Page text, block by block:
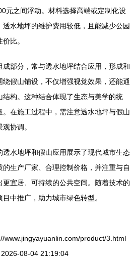
元之间浮动。材料选择高端或定制化设
水地坪的维护费用较低，且能减少公园
比。
部分，常与透水地坪结合应用，形成和
假山铺设，不仅增强视觉效果，还能通
构。这种结合体现了生态与美学的统
在施工过程中，需注意透水地坪与假山
协调。
透水地坪和假山应用展示了现代城市生态
生产厂家、合理控制价格，并注重与自
宜居、可持续的公共空间。随着技术的
中推广，助力城市绿色转型。
www.jingyayuanlin.com/product/3.html
08-04 21:19:04